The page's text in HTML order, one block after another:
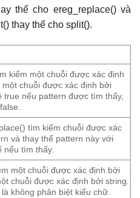
thế cho ereg_replace() và
thay thế cho split().
kiếm một chuỗi được xác định
một chuỗi được xác định bởi
true nếu pattern được tìm thấy,
tìm kiếm chuỗi được xác
và thay thế pattern này với
nếu tìm thấy.
một chuỗi được xác định bởi
chuỗi được xác định bởi string.
không phân biệt kiểu chữ.